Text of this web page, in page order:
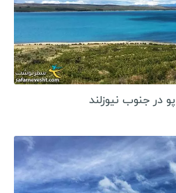
در جنوب نیوزلند